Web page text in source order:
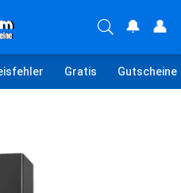
🔔 👤
Gratis Gutscheine